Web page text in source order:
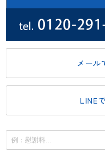
メール
LINE